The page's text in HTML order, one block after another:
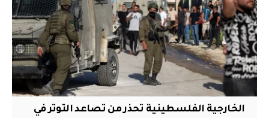
الخارجية الفلسطينية تحذر من تصاعد التوتر في